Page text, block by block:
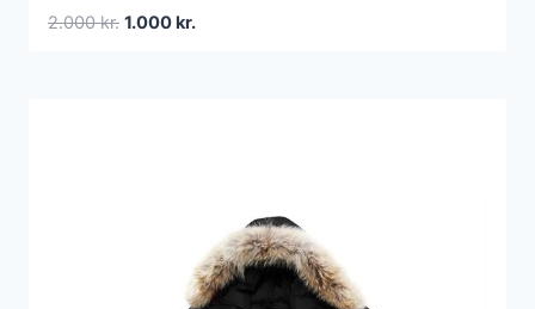
2.000kr. Den
1.000kr.